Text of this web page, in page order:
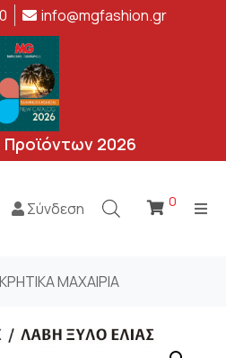
info@mgfashion.gr
Προϊόντων 2026
Σύνδεση 0
ΚΡΗΤΙΚΑ ΜΑΧΑΙΡΙΑ